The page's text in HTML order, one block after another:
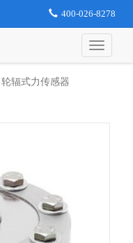
400-026-8278
轮辐式力传感器